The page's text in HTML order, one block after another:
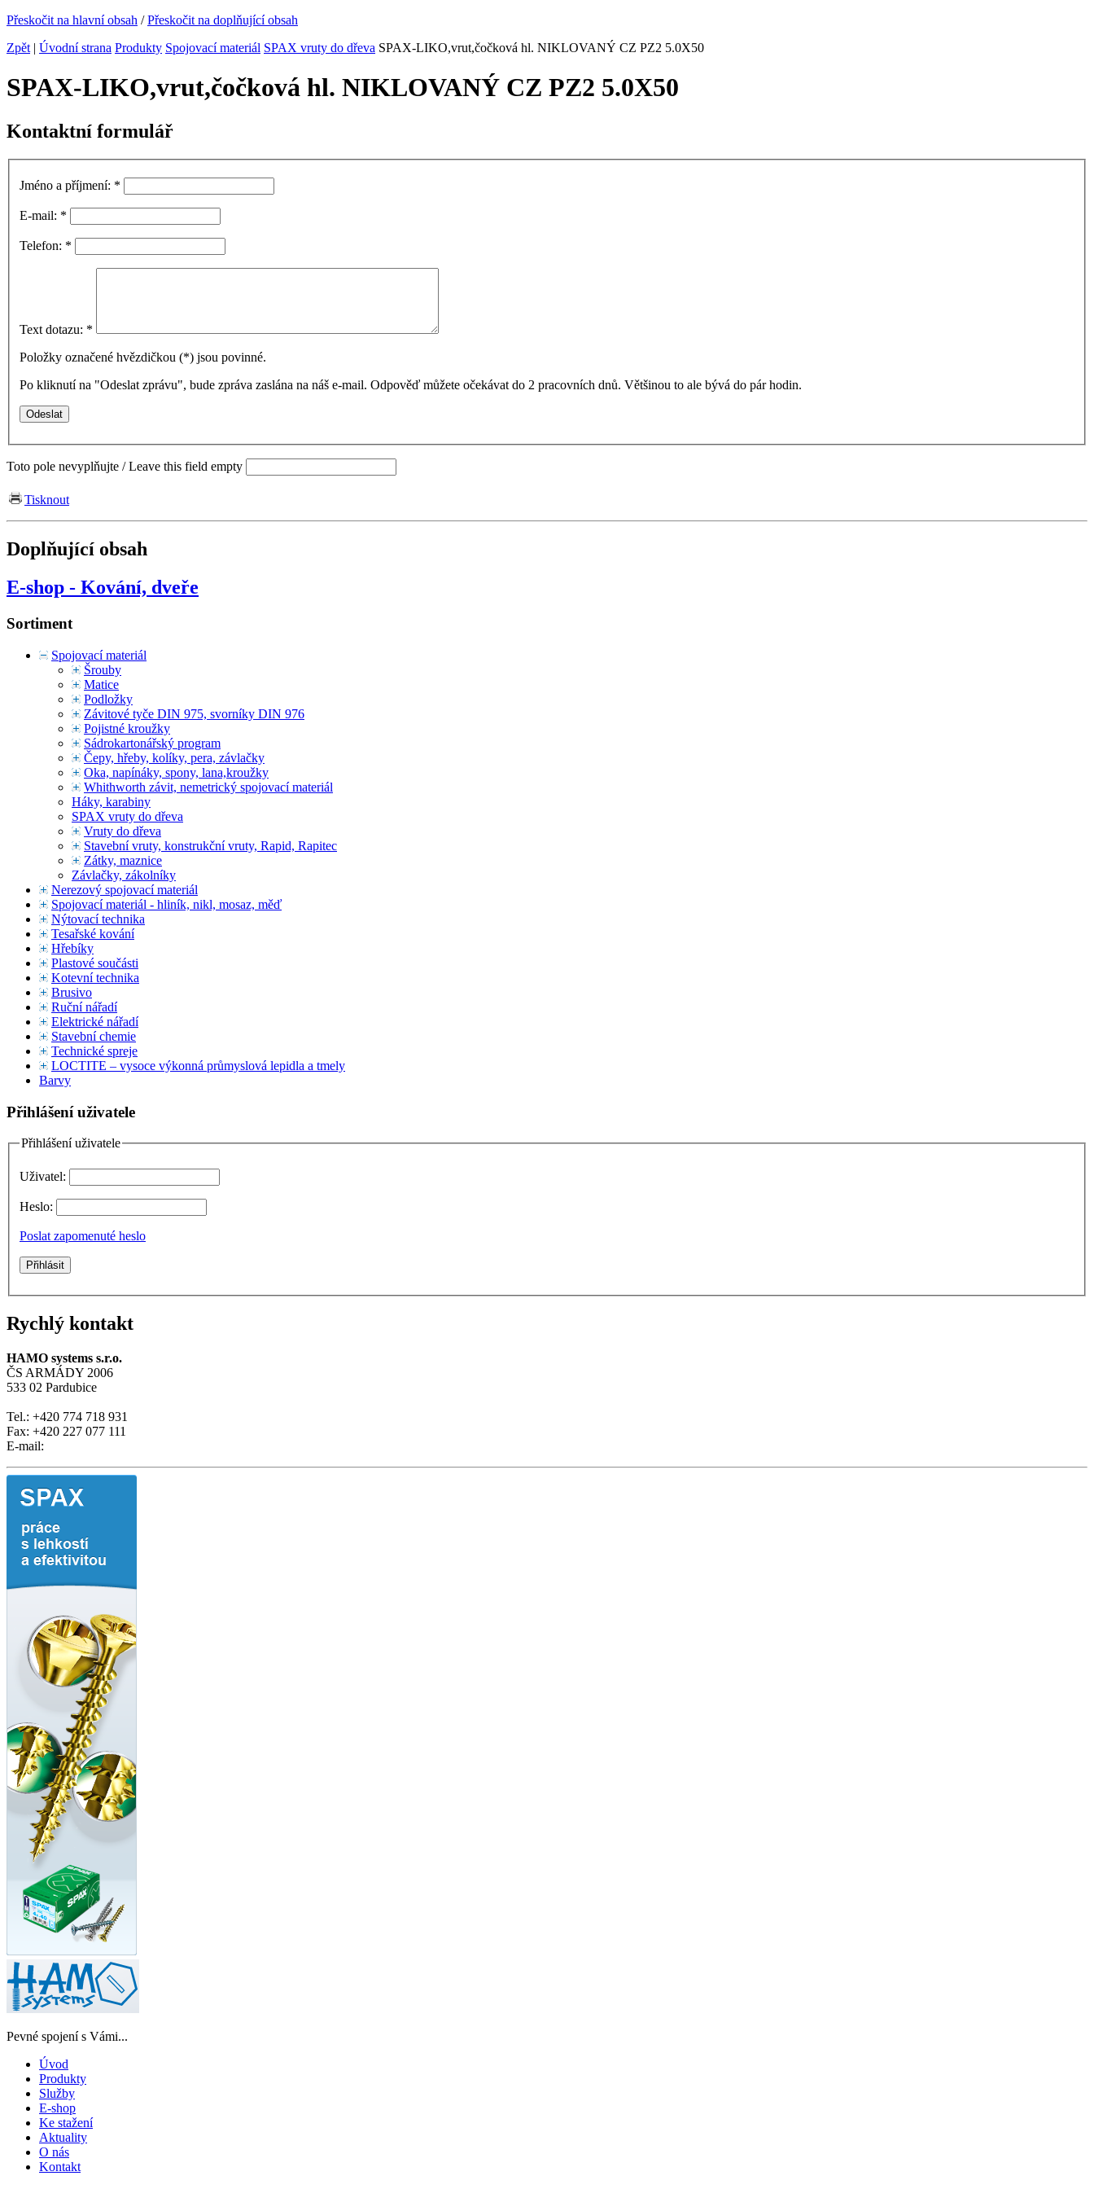
Přeskočit na hlavní obsah /Přeskočit na doplňující obsah
Zpět | Úvodní strana Produkty Spojovací materiál SPAX vruty do dřeva SPAX-LIKO,vrut,čočková hl. NIKLOVANÝ CZ PZ2 5.0X50
SPAX-LIKO,vrut,čočková hl. NIKLOVANÝ CZ PZ2 5.0X50
Kontaktní formulář
Jméno a příjmení: *
E-mail: *
Telefon: *
Text dotazu: *
Položky označené hvězdičkou (*) jsou povinné.
Po kliknutí na "Odeslat zprávu", bude zpráva zaslána na náš e-mail. Odpověď můžete očekávat do 2 pracovních dnů. Většinou to ale bývá do pár hodin.
Toto pole nevyplňujte / Leave this field empty
Tisknout
Doplňující obsah
E-shop - Kování, dveře
Sortiment
Spojovací materiál
Šrouby
Matice
Podložky
Závitové tyče DIN 975, svorníky DIN 976
Pojistné kroužky
Sádrokartonářský program
Čepy, hřeby, kolíky, pera, závlačky
Oka, napínáky, spony, lana,kroužky
Whithworth závit, nemetrický spojovací materiál
Háky, karabiny
SPAX vruty do dřeva
Vruty do dřeva
Stavební vruty, konstrukční vruty, Rapid, Rapitec
Zátky, maznice
Závlačky, zákolníky
Nerezový spojovací materiál
Spojovací materiál - hliník, nikl, mosaz, měď
Nýtovací technika
Tesařské kování
Hřebíky
Plastové součásti
Kotevní technika
Brusivo
Ruční nářadí
Elektrické nářadí
Stavební chemie
Technické spreje
LOCTITE – vysoce výkonná průmyslová lepidla a tmely
Barvy
Přihlášení uživatele
Přihlášení uživatele
Uživatel:
Heslo:
Poslat zapomenuté heslo
Rychlý kontakt
HAMO systems s.r.o.
ČS ARMÁDY 2006
533 02 Pardubice
Tel.: +420 774 718 931
Fax: +420 227 077 111
E-mail:
Pevné spojení s Vámi...
Úvod
Produkty
Služby
E-shop
Ke stažení
Aktuality
O nás
Kontakt